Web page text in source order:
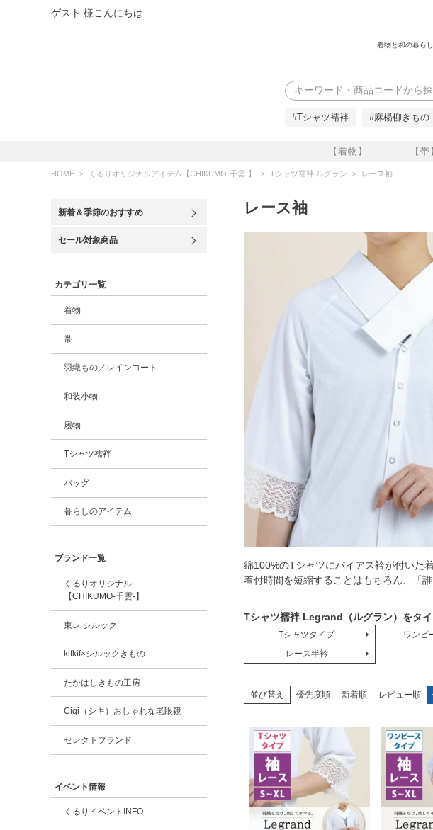
ゲスト 様こんにちは
着物と和の暮らし
【着物】 【帯
検索
#Tシャツ襦袢 #麻楊柳きもの
HOME くるりオリジナルアイテム【CHIKUMO-千雲-】 Tシャツ襦袢 ルグラン レース袖
新着＆季節のおすすめ
セール対象商品
カテゴリ一覧
着物
帯
羽織もの／レインコート
和装小物
履物
Tシャツ襦袢
バッグ
暮らしのアイテム
ブランド一覧
くるりオリジナル
【CHIKUMO-千雲-】
東レ シルック
kifkif×シルックきもの
たかはしきもの工房
Ciqi（シキ）おしゃれな老眼鏡
セレクトブランド
イベント情報
くるりイベントINFO
レース袖
綿100%のTシャツにバイアス衿が付いた
着付時間を短縮することはもちろん、「
Tシャツ襦袢 Legrand（ルグラン）をタ
Tシャツタイプ ワンピ
レース半衿
並び替え 優先度順 新着順 レビュー順